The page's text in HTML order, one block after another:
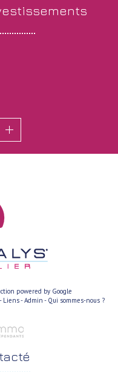
powered by Google
- Liens-Admin - Qui sommes-nous ?